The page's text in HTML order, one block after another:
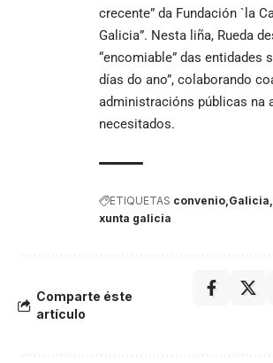
crecente” da Fundación `la
Galicia”. Nesta liña, Rueda
“encomiable” das entidades
días do ano”, colaborando
administracións públicas na
necesitados.
ETIQUETAS convenio Galicia
xunta galicia
Comparte éste
artículo